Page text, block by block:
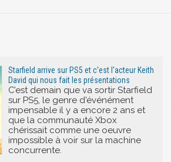
Starfield arrive sur PS5 et c'est l'acteur Keith
David qui nous fait les présentations
C’est demain que va sortir Starfield
sur PS5, le genre d'événément
impensable il y a encore 2 ans et
que la communauté Xbox
chérissait comme une oeuvre
impossible à voir sur la machine
concurrente.